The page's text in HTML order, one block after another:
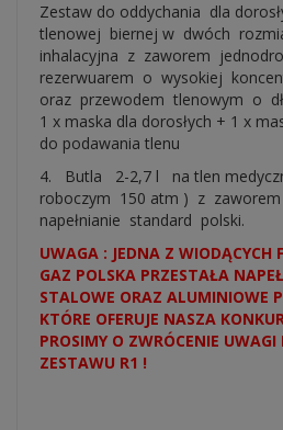
Zestaw do oddychania dla
tlenowej biernej w dwóch
inhalacyjna z zaworem
rezerwuarem o wysokiej
oraz przewodem tlenowym o
1 x maska dla dorosłych + 1 x
do podawania tlenu
4. Butla 2-2,7 l na tlen
roboczym 150 atm ) z
napełnianie standard polski.
UWAGA : JEDNA Z WIODĄCYCH
GAZ POLSKA PRZESTAŁA
STALOWE ORAZ ALUMINIOWE
KTÓRE OFERUJE NASZA
PROSIMY O ZWRÓCENIE UWAGI
ZESTAWU R1 !